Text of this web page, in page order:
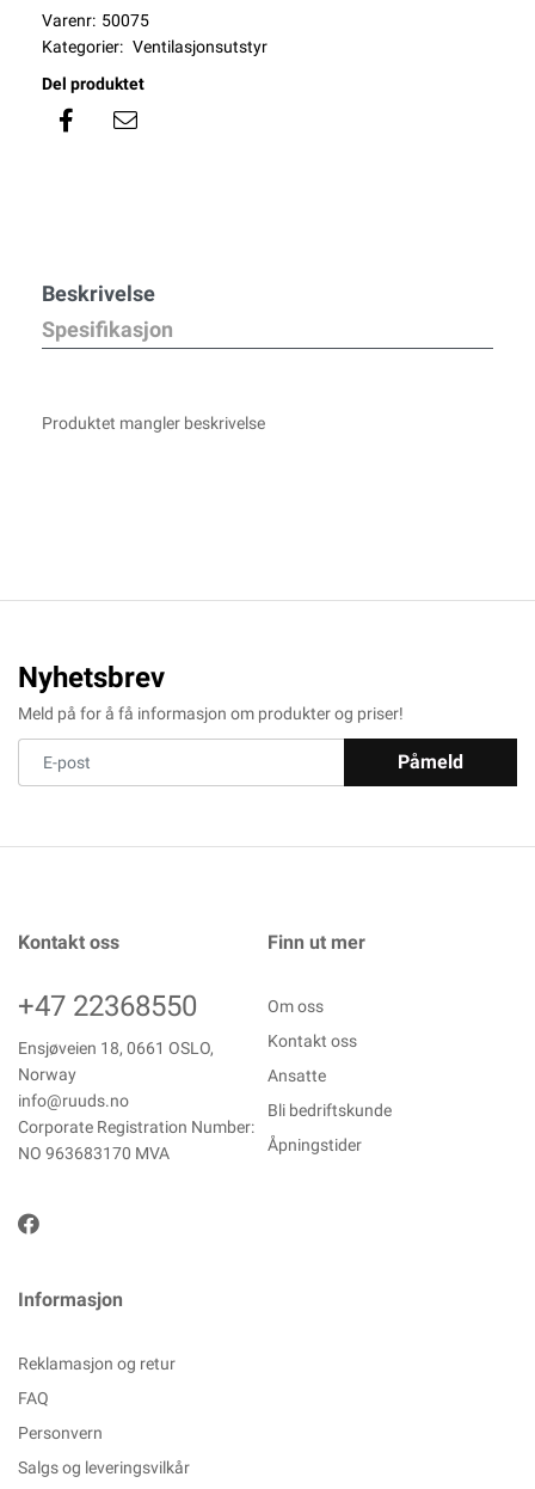
Varenr: 50075
Kategorier: Ventilasjonsutstyr
Del produktet
Beskrivelse
Spesifikasjon
Produktet mangler beskrivelse
Nyhetsbrev
Meld på for å få informasjon om produkter og priser!
Påmeld
Kontakt oss
+47 22368550
Ensjøveien 18, 0661 OSLO,
Norway
info@ruuds.no
Corporate Registration Number:
NO 963683170 MVA
Finn ut mer
Om oss
Kontakt oss
Ansatte
Bli bedriftskunde
Åpningstider
Informasjon
Reklamasjon og retur
FAQ
Personvern
Salgs og leveringsvilkår